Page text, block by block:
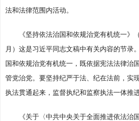
法和法律范围内活动。
《坚持依法治国和依规治党有机统一》（
月）这是习近平同志文稿中有关内容的节录
国和依规治党有机统一，既依据宪法法律治
管党治党。要坚持纪严于法、纪在法前，实
执法贯通起来，监督执纪和监察执法一体推进
《关于〈中共中央关于全面推进依法治国